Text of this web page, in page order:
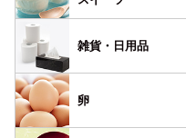
雑貨・ 日用品
卵